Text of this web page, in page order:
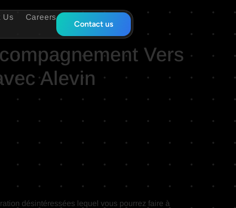
Us Careers
Contact us
Vers
Alevin
désintéressées lequel vous pourrez faire à